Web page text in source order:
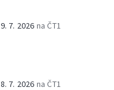
9. 7. 2026 na ČT1
8. 7. 2026 na ČT1